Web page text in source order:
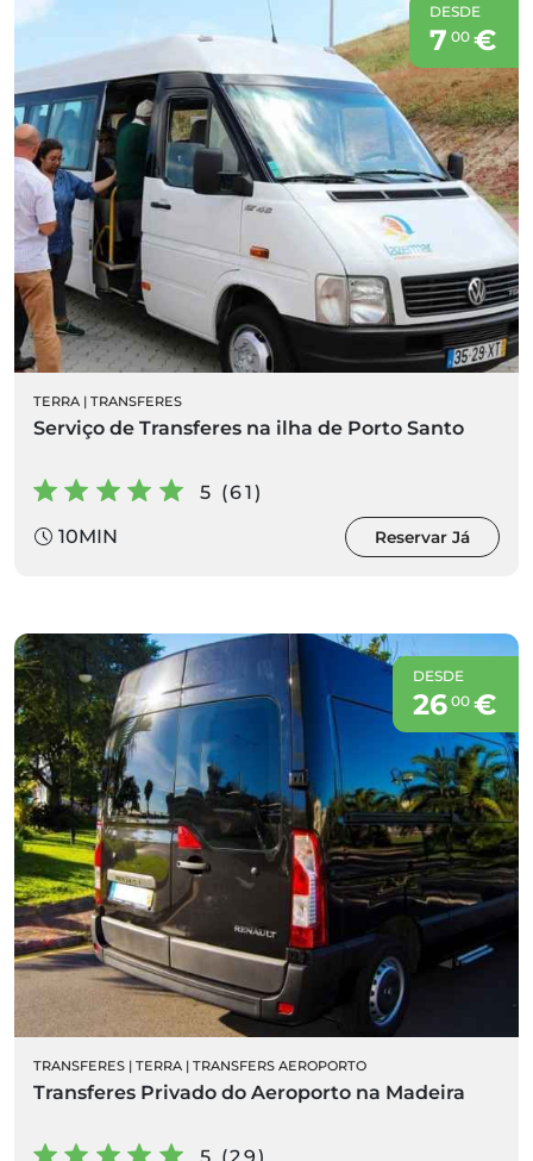
DESDE
7 00€
TERRA | TRANSFERES
Serviço de Transferes na ilha de Porto Santo
5 (61)
10MIN
Reservar Já
DESDE
26 00€
TRANSFERES | TERRA | TRANSFERS AEROPORTO
Transferes Privado do Aeroporto na Madeira